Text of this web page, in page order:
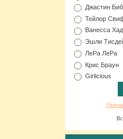
Джастин
Тейлор
Ванесса
Эшли
ЛеРа ЛеРа
Крис Браун
Girlicious